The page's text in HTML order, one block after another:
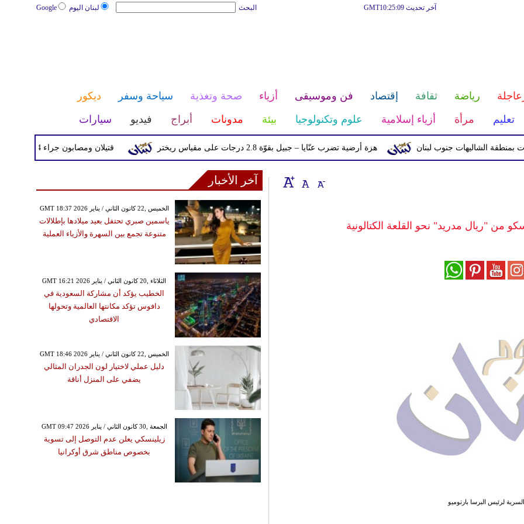
لبنان اليوم Google البحث آخر تحديث GMT10:25:09
رياضة ثقافة إقتصاد فن وموسيقى أزياء صحة وتغذية سياحة وسفر
ديكور
تعليم
مرأة أزياء إسلامية علوم وتكنولوجيا بيئة مدونات أبراج فيديو سيارات
قتيلان ومصابون جراء 14 غارة إسرائيلية على شرق وجنوب لبنان هزة أرضية تضرب عنّايا – جبيل بقوّة 2.8 درجات على مقياس ريختر الشاليهات جنوب لبنان
من "ريال مدريد" نحو القلعة الكتالونية
لرئيس البرسا بارتوميو
آخر الأخبار
GMT 18:37 2026 الخميس ,22 كانون الثاني / يناير
ياسمين صبري تحتفل بعيد ميلادها بإطلالات
متنوعة تجمع بين السهرة والأزياء العملية
GMT 16:21 2026 الثلاثاء ,20 كانون الثاني / يناير
الخطيب يؤكد أن مشاركة السعودية في
دافوس تؤكد مكانتها العالمية وتحولها
الاقتصادي
GMT 18:46 2026 الخميس ,22 كانون الثاني / يناير
دليل عملي لاختيار لون الجدران المثالي
يضفي على المنزل أناقة
GMT 09:47 2026 الجمعة ,30 كانون الثاني / يناير
زيلينسكي يعلن عدم التوصل إلى تسوية
بخصوص مناطق شرق أوكرانيا